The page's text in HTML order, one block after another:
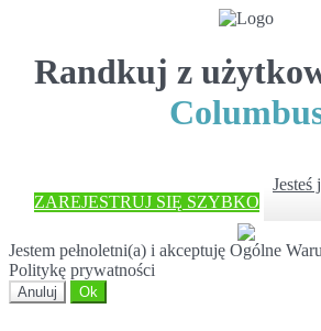
Randkuj z
ZAREJESTRUJ SIĘ SZYBKO
Jestem pełnoletni(a) i akceptuję Ogólne
Politykę prywatności
Anuluj Ok